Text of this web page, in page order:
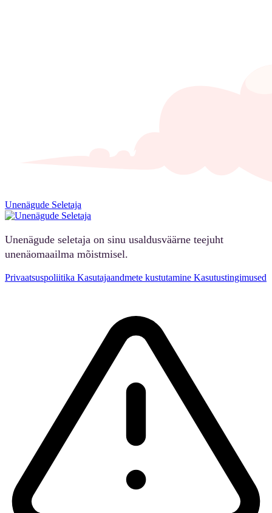
Unenägude Seletaja
Unenägude seletaja on sinu usaldusväärne teejuht
unenäomaailma mõistmisel.
Privaatsuspoliitika Kasutajaandmete kustutamine Kasutustingimused